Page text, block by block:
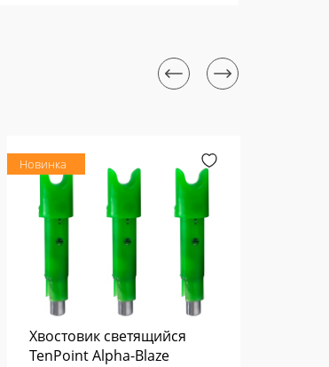
Новинка
Хвостовик светящийся
TenPoint Alpha-Blaze